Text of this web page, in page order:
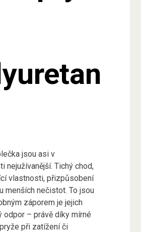
jsou asi v
nejužívanější. Tichý chod,
vlastnosti, přizpůsobení
menších nečistot. To jsou
záporem je jejich
odpor – právě díky mírné
při zatížení či